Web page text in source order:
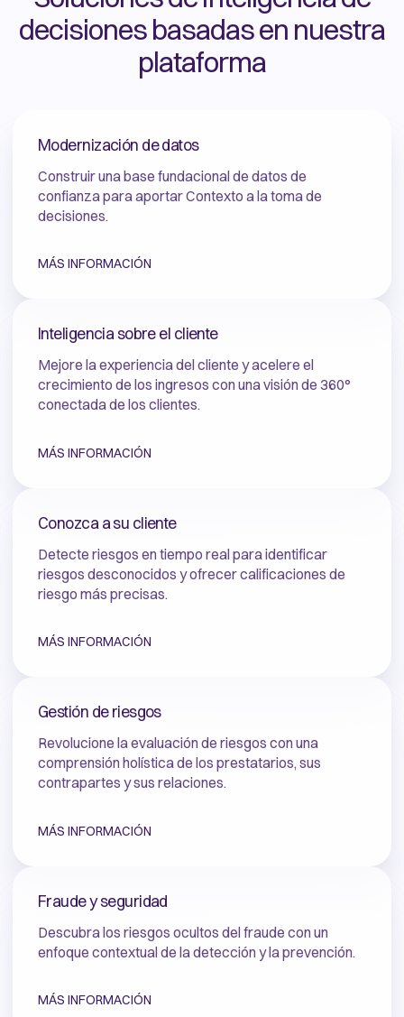
decisiones basadas en nuestra
plataforma
Modernización de datos
Construir una base fundacional de datos de
confianza para aportar Contexto a la toma de
decisiones.
MÁS INFORMACIÓN
Inteligencia sobre el cliente
Mejore la experiencia del cliente y acelere el
crecimiento de los ingresos con una visión de 360°
conectada de los clientes.
MÁS INFORMACIÓN
Conozca a su cliente
Detecte riesgos en tiempo real para identificar
riesgos desconocidos y ofrecer calificaciones de
riesgo más precisas.
MÁS INFORMACIÓN
Gestión de riesgos
Revolucione la evaluación de riesgos con una
comprensión holística de los prestatarios, sus
contrapartes y sus relaciones.
MÁS INFORMACIÓN
Fraude y seguridad
Descubra los riesgos ocultos del fraude con un
enfoque contextual de la detección y la prevención.
MÁS INFORMACIÓN